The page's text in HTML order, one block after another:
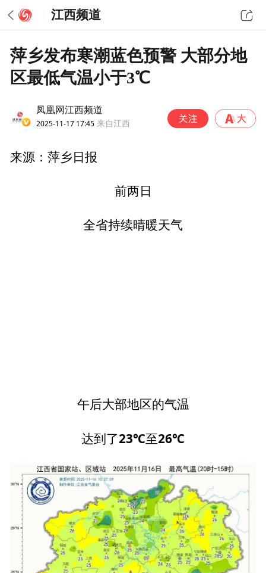
江西频道
萍乡发布寒潮蓝色预警 大部分地
区最低气温小于3℃
凤凰网江西频道
2025-11-17 17:45 来自江西
来源：萍乡日报
前两日
全省持续晴暖天气
午后大部地区的气温
达到了23℃至26℃